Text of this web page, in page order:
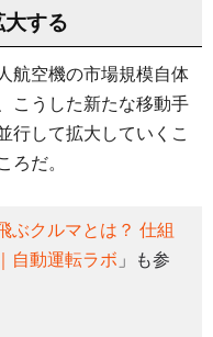
する
航空機の市場規模自体
こうした新たな移動手
行して拡大していくこ
ろだ。
ぶクルマとは？ 仕組
自動運転ラボ 」も参